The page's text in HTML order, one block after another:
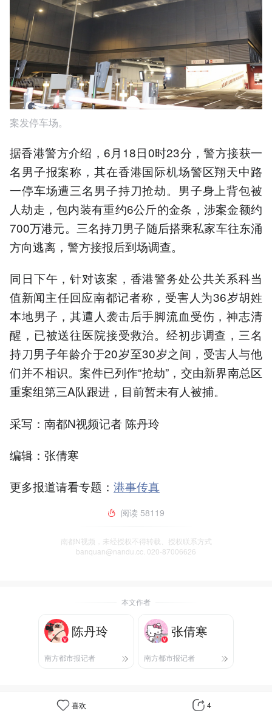
案发停车场。
据香港警方介绍，6月18日0时23分，警方接获一
名男子报案称，其在香港国际机场警区翔天中路
一停车场遭三名男子持刀抢劫。男子身上背包被
人劫走，包内装有重约6公斤的金条，涉案金额约
700万港元。三名持刀男子随后搭乘私家车往东涌
方向逃离，警方接报后到场调查。
同日下午，针对该案，香港警务处公共关系科当
值新闻主任回应南都记者称，受害人为36岁胡姓
本地男子，其遭人袭击后手脚流血受伤，神志清
醒，已被送往医院接受救治。经初步调查，三名
持刀男子年龄介于20岁至30岁之间，受害人与他
们并不相识。案件已列作“抢劫”，交由新界南总区
重案组第三A队跟进，目前暂未有人被捕。
采写：南都N视频记者 陈丹玲
编辑：张倩寒
更多报道请看专题： 港事传真
阅读 58119
南都N视频，未经授权不得转载、授权联系方式
banquan@nandu.cc. 020-87006626
本文作者
陈丹玲
南方都市报记者
张倩寒
南方都市报记者
喜欢 4